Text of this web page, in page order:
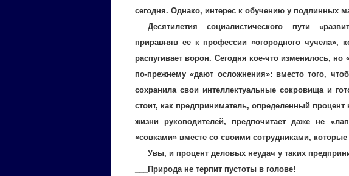
сегодня. Однако, интерес к обучению у подлинных
___Десятилетия социалистического пути
приравняв ее к профессии «огородного чучела»,
распугивает ворон. Сегодня кое-что изменилось,
по-прежнему «дают осложнения»: вместо того,
сохранила свои интеллектуальные сокровища и
стоит, как предприниматель, определенный
жизни руководителей, предпочитает даже не
«совками» вместе со своими сотрудниками, которые
___Увы, и процент деловых неудач у таких
___Природа не терпит пустоты в голове!